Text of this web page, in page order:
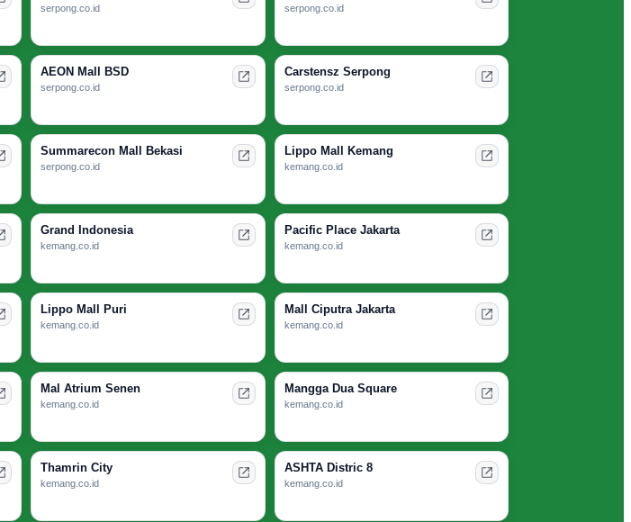
serpong.co.id serpong.co.id
AEON Mall BSD
serpong.co.id
Carstensz Serpong
serpong.co.id
Summarecon Mall Bekasi
serpong.co.id
Lippo Mall Kemang
kemang.co.id
Grand Indonesia
kemang.co.id
Pacific Place Jakarta
kemang.co.id
Lippo Mall Puri
kemang.co.id
Mall Ciputra Jakarta
kemang.co.id
Mal Atrium Senen
kemang.co.id
Mangga Dua Square
kemang.co.id
Thamrin City
kemang.co.id
ASHTA Distric 8
kemang.co.id